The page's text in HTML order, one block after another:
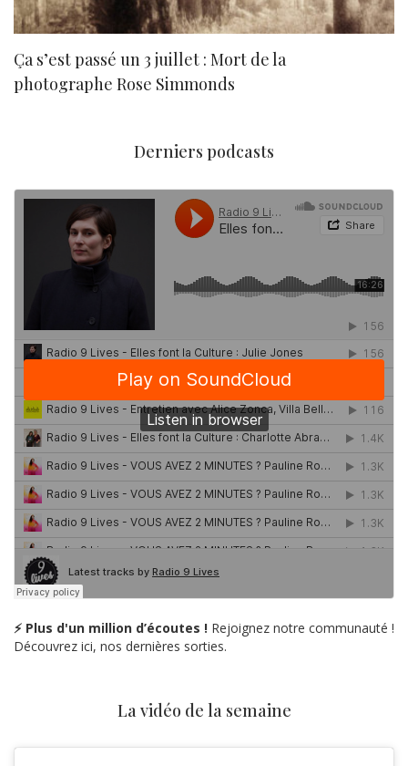
Ça s’est passé un 3 juillet : Mort de la
photographe Rose Simmonds
Derniers podcasts
⚡ Plus d'un million d’écoutes ! Rejoignez notre communauté !
Découvrez ici, nos dernières sorties.
La vidéo de la semaine